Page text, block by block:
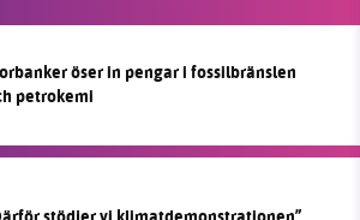
öser in pengar i fossilbränslen
petrokemi